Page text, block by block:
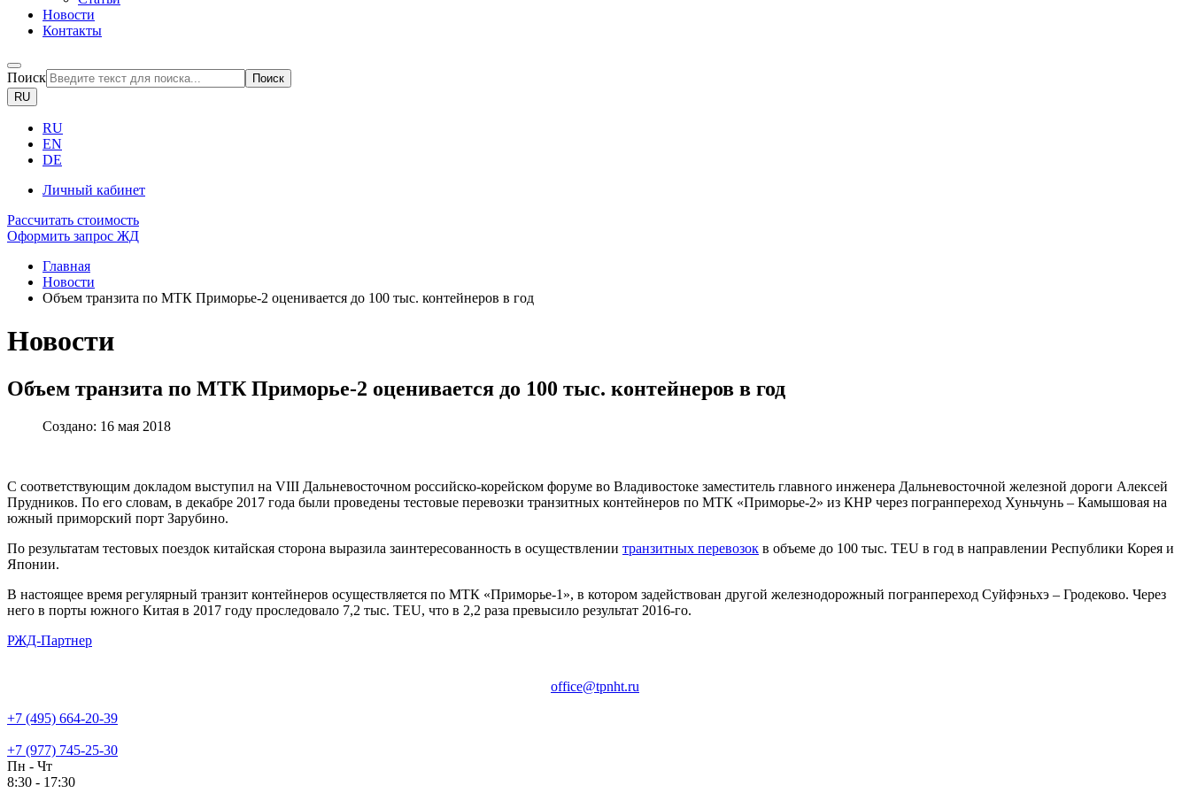
Новости
Контакты
Поиск
Поиск
RU
RU
EN
DE
Личный кабинет
Рассчитать стоимость
Оформить запрос ЖД
Главная
Новости
Объем транзита по МТК Приморье-2 оценивается до 100 тыс. контейнеров в год
Новости
Объем транзита по МТК Приморье-2 оценивается до 100 тыс. контейнеров в год
Создано: 16 мая 2018
С соответствующим докладом выступил на VIII Дальневосточном российско-корейском форуме во Владивостоке заместитель главного инженера Дальневосточной железной дороги Алексей
Прудников. По его словам, в декабре 2017 года были проведены тестовые перевозки транзитных контейнеров по МТК «Приморье-2» из КНР через погранпереход Хуньчунь – Камышовая на
южный приморский порт Зарубино.
По результатам тестовых поездок китайская сторона выразила заинтересованность в осуществлении транзитных перевозок в объеме до 100 тыс. TEU в год в направлении Республики Корея и
Японии.
В настоящее время регулярный транзит контейнеров осуществляется по МТК «Приморье-1», в котором задействован другой железнодорожный погранпереход Суйфэньхэ – Гродеково. Через
него в порты южного Китая в 2017 году проследовало 7,2 тыс. TEU, что в 2,2 раза превысило результат 2016-го.
РЖД-Партнер
office@tpnht.ru
+7 (495) 664-20-39
+7 (977) 745-25-30
Пн - Чт
8:30 - 17:30